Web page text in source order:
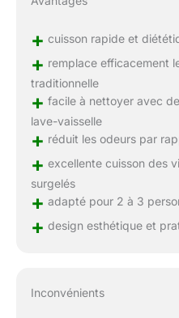
+ cuisson rapide et
+ remplace efficacement
traditionnelle
+ facile à nettoyer avec
lave-vaisselle
+ réduit les odeurs par
+ excellente cuisson des
surgelés
+ adapté pour 2 à 3
+ design esthétique et
Inconvénients